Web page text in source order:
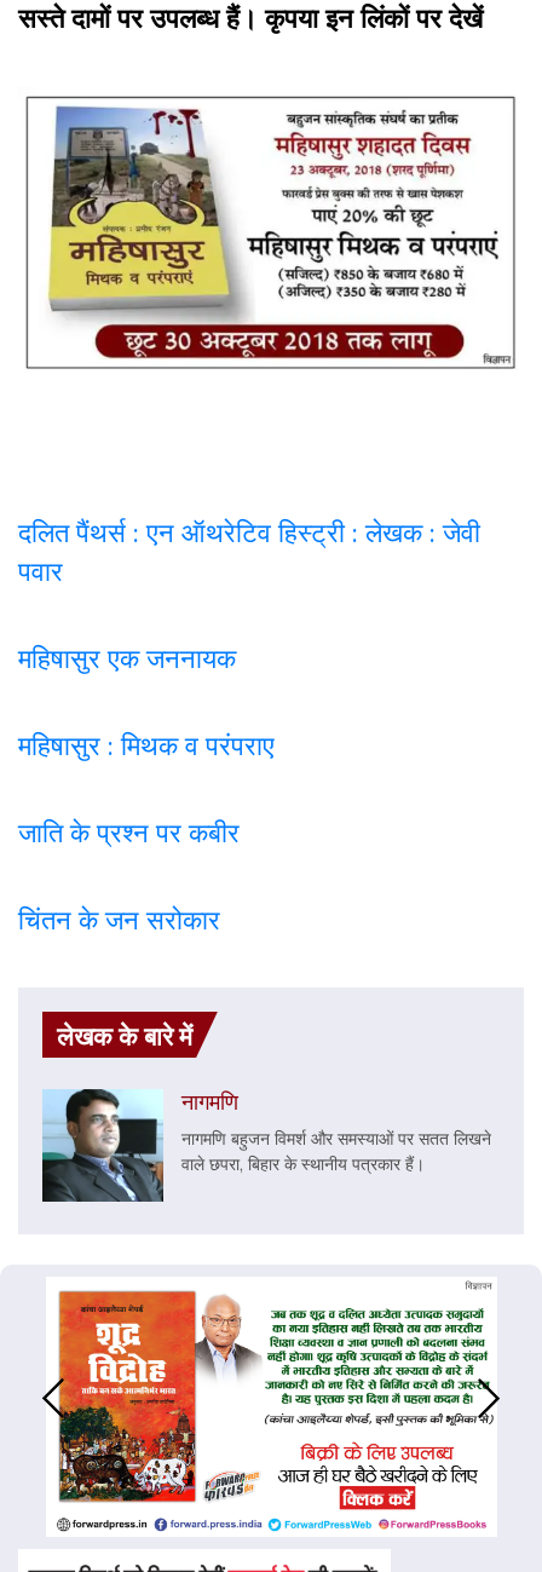
सस्ते दामों पर उपलब्ध हैं। कृपया इन लिंकों पर देखें
दलित पैंथर्स : एन ऑथरेटिव हिस्ट्री : लेखक : जेवी
पवार
महिषासुर एक जननायक
महिषासुर : मिथक व परंपराए
जाति के प्रश्न पर कबीर
चिंतन के जन सरोकार
लेखक के बारे में
नागमणि
नागमणि बहुजन विमर्श और समस्याओं पर सतत लिखने
वाले छपरा, बिहार के स्थानीय पत्रकार हैं।